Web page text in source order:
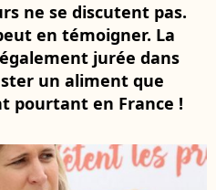
ne se discutent pas.
en témoigner. La
jurée dans
un aliment que
pourtant en France !